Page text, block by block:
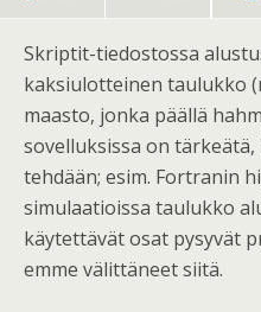
Skriptit-tiedostossa
kaksiulotteinen taulukko
maasto, jonka päällä
sovelluksissa on
tehdään; esim. Fortranin
simulaatioissa taulukko
käytettävät osat pysyvät
emme välittäneet siitä.